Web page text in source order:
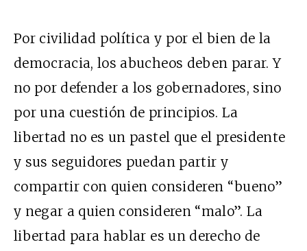
Por civilidad política y por el bien de la
democracia, los abucheos deben parar. Y
no por defender a los gobernadores, sino
por una cuestión de principios. La
libertad no es un pastel que el presidente
y sus seguidores puedan partir y
compartir con quien consideren “bueno”
y negar a quien consideren “malo”. La
libertad para hablar es un derecho de